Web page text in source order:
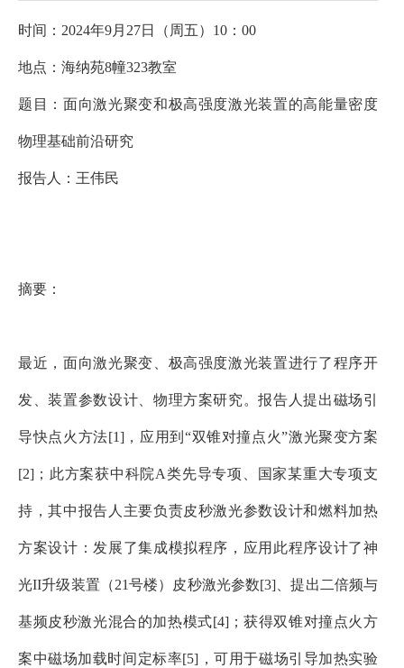
时间：2024年9月27日（周五）10：00
地点：海纳苑8幢323教室
题目： 面向激光聚变和极高强度激光装置的高能量密度
物理基础前沿研究
报告人：王伟民
摘要：
最近，面向激光聚变、极高强度激光装置进行了程序开
发、装置参数设计、物理方案研究。报告人提出磁场引
导快点火方法[1]，应用到“双锥对撞点火”激光聚变方案
[2]；此方案获中科院A类先导专项、国家某重大专项支
持，其中报告人主要负责皮秒激光参数设计和燃料加热
方案设计：发展了集成模拟程序，应用此程序设计了神
光II升级装置（21号楼）皮秒激光参数[3]、提出二倍频与
基频皮秒激光混合的加热模式[4]；获得双锥对撞点火方
案中磁场加载时间定标率[5]，可用于磁场引导加热实验